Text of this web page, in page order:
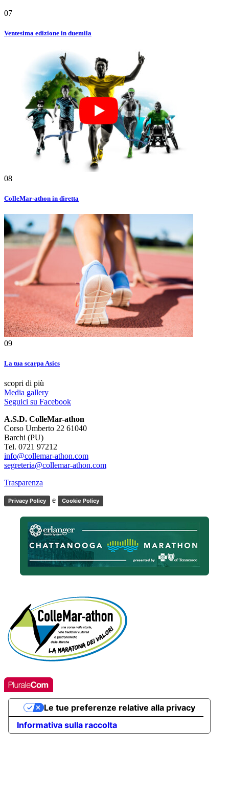
07
Ventesima edizione in duemila
08
ColleMar-athon in diretta
09
La tua scarpa Asics
scopri di più
Media gallery
Seguici su Facebook
A.S.D. ColleMar-athon
Corso Umberto 22 61040
Barchi (PU)
Tel. 0721 97212
info@collemar-athon.com
segreteria@collemar-athon.com
Trasparenza
Privacy Policy e Cookie Policy
Informativa sulla raccolta
Le tue preferenze relative alla privacy